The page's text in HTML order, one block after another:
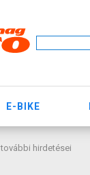
E-BIKE
hirdetései